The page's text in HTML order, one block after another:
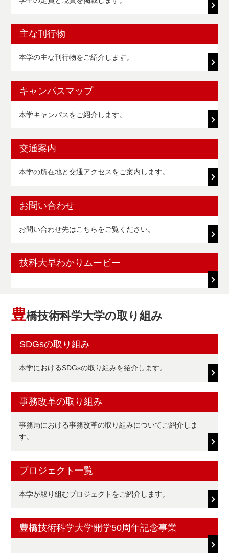
主な刊行物
本学の主な刊行物をご紹介します。
キャンパスマップ
本学キャンパスをご紹介します。
交通案内
本学の所在地と交通アクセスをご案内します。
お問い合わせ
お問い合わせ先はこちらをご覧ください。
技科大早わかりムービー
豊橋技術科学大学の取り組み
SDGsの取り組み
本学におけるSDGsの取り組みを紹介します。
事務改革の取り組み
事務局における事務改革の取り組みについてご紹介しま
す。
プロジェクト一覧
本学が取り組むプロジェクトをご紹介します。
豊橋技術科学大学開学50周年記念事業